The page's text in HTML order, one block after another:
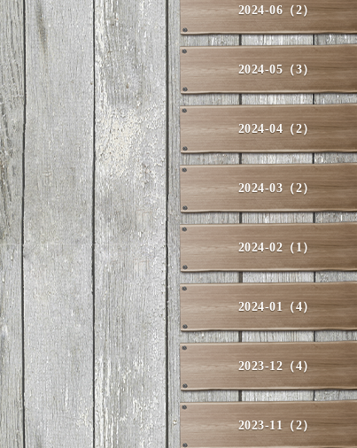
2024-06（2）
2024-05（3）
2024-04（2）
2024-03（2）
2024-02（1）
2024-01（4）
2023-12（4）
2023-11（2）